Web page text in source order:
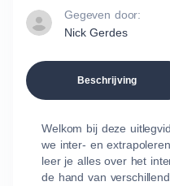
Gegeven door:
Nick Gerdes
Beschrijving
Welkom bij deze
we inter- en
leer je alles over het
de hand van